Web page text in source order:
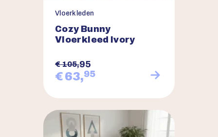
Vloerkleden
Cozy Bunny
Vloerkleed Ivory
€ 105,95
€ 63,95